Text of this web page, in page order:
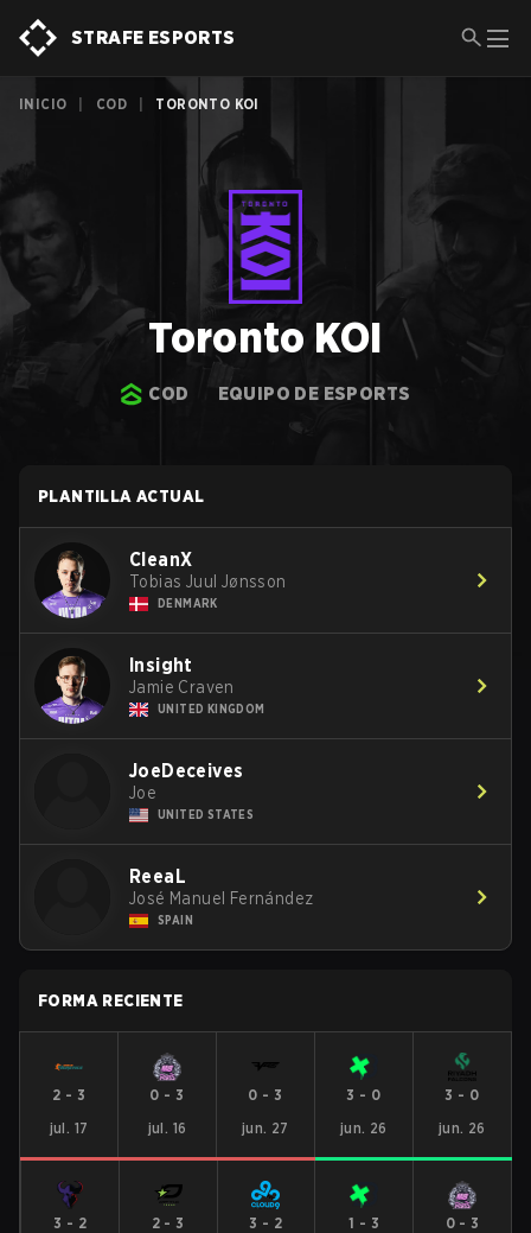
STRAFE ESPORTS
INICIO COD TORONTO KOI
Toronto KOI
COD EQUIPO DE ESPORTS
PLANTILLA ACTUAL
CleanX
Tobias Juul Jønsson
DENMARK
Insight
Jamie Craven
UNITED KINGDOM
JoeDeceives
Joe
UNITED STATES
ReeaL
José Manuel Fernández
SPAIN
FORMA RECIENTE
2 - 3
jul. 17
0 - 3
jul. 16
0 - 3
jun. 27
3 - 0
jun. 26
3 - 0
jun. 26
3 - 2
2 - 3
3 - 2
1 - 3
0- 3